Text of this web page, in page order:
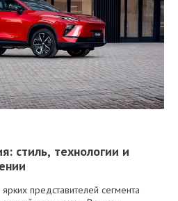
стиль, технологии и
представителей сегмента